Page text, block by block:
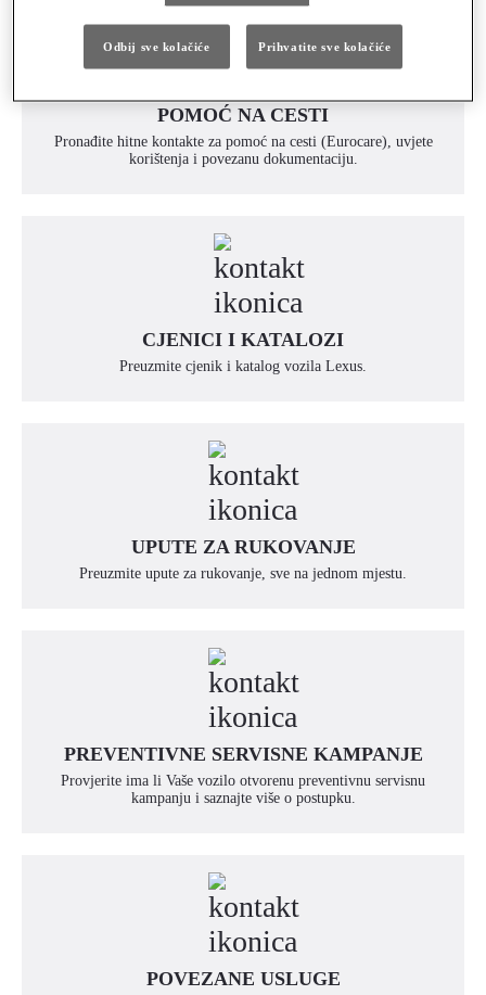
POMOĆ NA CESTI
Pronađite hitne kontakte za pomoć na cesti (Eurocare), uvjete
korištenja i povezanu dokumentaciju.
CJENICI I KATALOZI
Preuzmite cjenik i katalog vozila Lexus.
UPUTE ZA RUKOVANJE
Preuzmite upute za rukovanje, sve na jednom mjestu.
PREVENTIVNE SERVISNE KAMPANJE
Provjerite ima li Vaše vozilo otvorenu preventivnu servisnu
kampanju i saznajte više o postupku.
POVEZANE USLUGE
Odbij sve kolačiće Prihvatite sve kolačiće